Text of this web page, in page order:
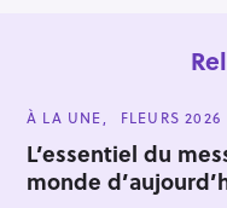
C
T
E
G
O
À LA UNE FLEURS 2026
L’essentiel du
monde